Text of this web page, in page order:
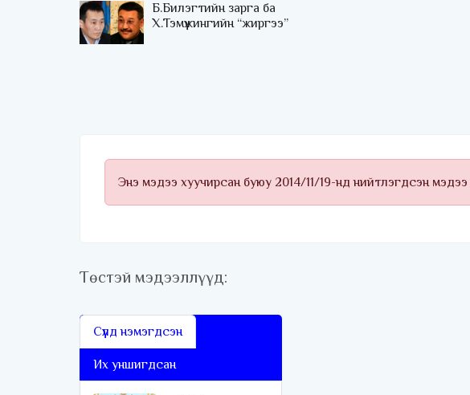
Б.Билэгтийн зарга ба
Х.Тэмүүжингийн “жиргээ”
Энэ мэдээ хуучирсан буюу 2014/11/19-нд нийтлэгдсэн
Төстэй мэдээллүүд:
Сүүлд нэмэгдсэн
Их уншигдсан